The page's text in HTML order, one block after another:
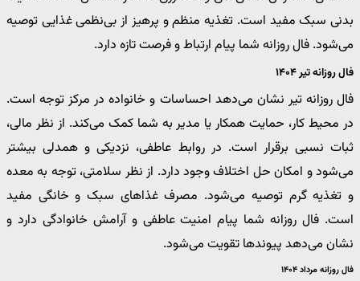
بدنی سبک مفید است. تغذیه منظم و پرهیز از بی‌نظمی غذایی توصیه
می‌شود. فال روزانه شما پیام ارتباط و فرصت تازه دارد.
فال روزانه تیر ۱۴۰۴
فال روزانه تیر نشان می‌دهد احساسات و خانواده در مرکز توجه است.
در محیط کار، حمایت همکار یا مدیر به شما کمک می‌کند. از نظر مالی،
ثبات نسبی برقرار است. در روابط عاطفی، نزدیکی و همدلی بیشتر
می‌شود و امکان حل اختلاف وجود دارد. از نظر سلامتی، توجه به معده
و تغذیه گرم توصیه می‌شود. مصرف غذاهای سبک و خانگی مفید
است. فال روزانه شما پیام امنیت عاطفی و آرامش خانوادگی دارد و
نشان می‌دهد پیوندها تقویت می‌شود.
فال روزانه مرداد ۱۴۰۴